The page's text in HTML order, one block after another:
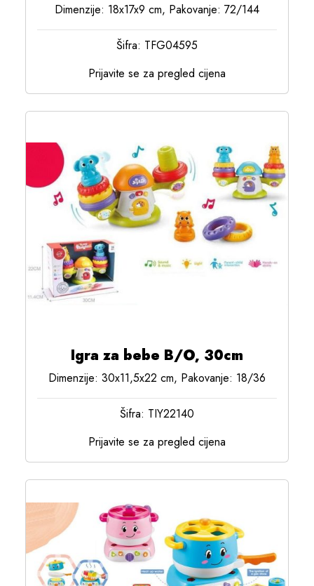
Dimenzije: 18x17x9 cm, Pakovanje: 72/144
Šifra: TFG04595
Prijavite se za pregled cijena
Igra za bebe B/O, 30cm
Dimenzije: 30x11,5x22 cm, Pakovanje: 18/36
Šifra: TIY22140
Prijavite se za pregled cijena